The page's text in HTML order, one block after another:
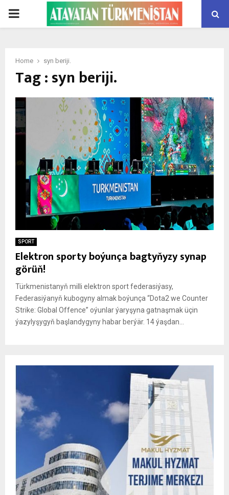
PRIMARY
Home syn beriji.
Tag : syn beriji.
SPORT
Elektron sporty boýunça bagtyňyzy synap
görüň!
Türkmenistanyň milli elektron sport federasiýasy,
Federasiýanyň kubogyny almak boýunça “Dota2 we Counter
Strike: Global Offence” oýunlar ýaryşyna gatnaşmak üçin
ýazylyşygyň başlandygyny habar berýär. 14 ýaşdan...